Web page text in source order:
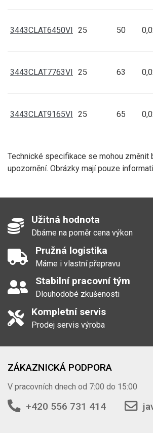
3443CLAT6450VI 25 50
3443CLAT7763VI 25 63
3443CLAT9165VI 25 65
Technické specifikace se mohou změnit
upozornění. Obrázky mají pouze
Užitná hodnota
Dbáme na poměr cena výkon
Pružná logistika
Máme i vlastní přepravu
Stabilní pracovní tým
Dlouhodobé zkušenosti
Kompletní servis
Prodej servis výroba
ZÁKAZNICKÁ PODPORA
V pracovních dnech od 7:00 do 15:00
+420 556 731 414